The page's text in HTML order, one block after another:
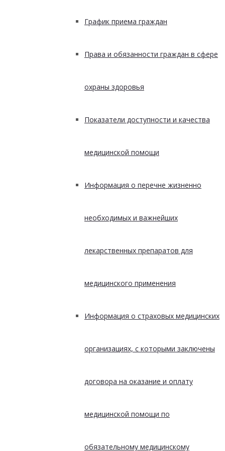
График приема граждан
Права и обязанности граждан в сфере
охраны здоровья
Показатели доступности и качества
медицинской помощи
Информация о перечне жизненно
необходимых и важнейших
лекарственных препаратов для
медицинского применения
Информация о страховых медицинских
организациях, с которыми заключены
договора на оказание и оплату
медицинской помощи по
обязательному медицинскому